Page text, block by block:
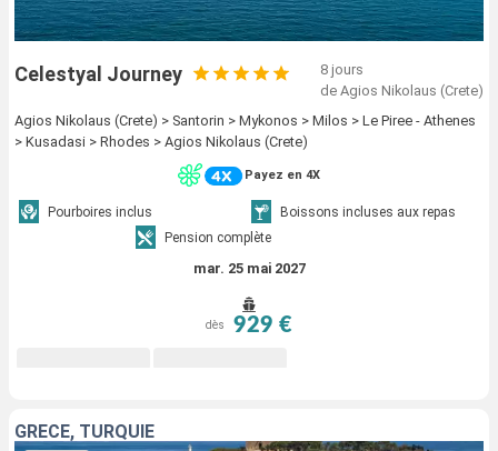
Celestyal Journey
8 jours
de Agios Nikolaus (Crete)
Agios Nikolaus (Crete) > Santorin > Mykonos > Milos > Le Piree - Athenes
> Kusadasi > Rhodes > Agios Nikolaus (Crete)
Payez en 4X
Pourboires inclus
Boissons incluses aux repas
Pension complète
mar. 25 mai 2027
dès 929 €
GRÈCE, TURQUIE